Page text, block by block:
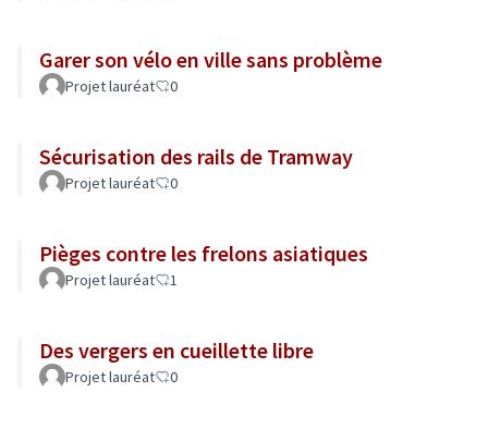
Garer son vélo en ville sans problème
Projet lauréat 0
Sécurisation des rails de Tramway
Projet lauréat 0
Pièges contre les frelons asiatiques
Projet lauréat 1
Des vergers en cueillette libre
Projet lauréat 0